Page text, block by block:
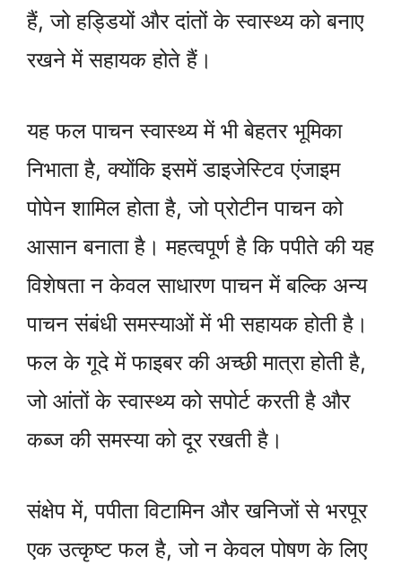
हैं, जो हड्डियों और दांतों के स्वास्थ्य को बनाए
रखने में सहायक होते हैं।
यह फल पाचन स्वास्थ्य में भी बेहतर भूमिका
निभाता है, क्योंकि इसमें डाइजेस्टिव एंजाइम
पोपेन शामिल होता है, जो प्रोटीन पाचन को
आसान बनाता है। महत्वपूर्ण है कि पपीते की यह
विशेषता न केवल साधारण पाचन में बल्कि अन्य
पाचन संबंधी समस्याओं में भी सहायक होती है।
फल के गूदे में फाइबर की अच्छी मात्रा होती है,
जो आंतों के स्वास्थ्य को सपोर्ट करती है और
कब्ज की समस्या को दूर रखती है।
संक्षेप में, पपीता विटामिन और खनिजों से भरपूर
एक उत्कृष्ट फल है, जो न केवल पोषण के लिए